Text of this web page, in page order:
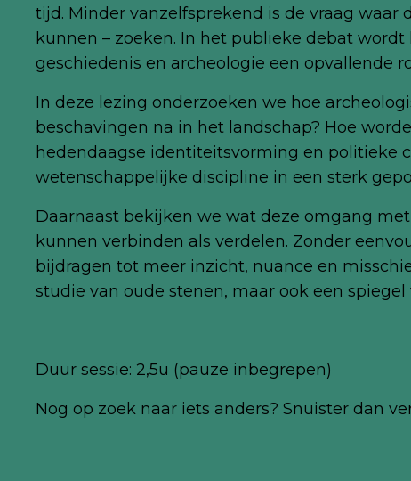
tijd. Minder vanzelfsprekend is de vraag
kunnen – zoeken. In het publieke debat
geschiedenis en archeologie een opvallende
In deze lezing onderzoeken we hoe
beschavingen na in het landschap? Hoe
hedendaagse identiteitsvorming en politieke
wetenschappelijke discipline in een sterk
Daarnaast bekijken we wat deze omgang
kunnen verbinden als verdelen. Zonder
bijdragen tot meer inzicht, nuance en
studie van oude stenen, maar ook een
Duur sessie: 2,5u (pauze inbegrepen)
Nog op zoek naar iets anders? Snuister dan